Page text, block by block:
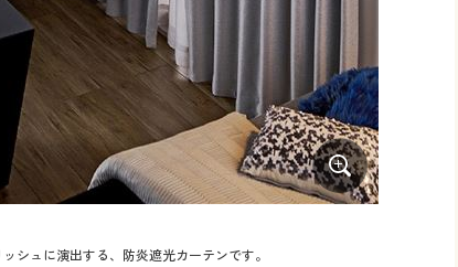
シュに演出する、防炎遮光カーテンです。